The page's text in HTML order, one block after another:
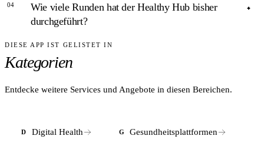
existieren. Die Lösung muss in ein
Gesamtversorgungskonzept eingebettet sein.
Der Healthy Hub bietet keine Kapitalbeteiligung, aber eine
faire Vergütung für die Versorgungslösung im Rahmen des
Anschlussverträge mit allen vier Kassen sowie Skalierung
über den Kooperationspartner GWQ ServicePlus AG
04
Wie viele Runden hat der Healthy Hub bisher
durchgeführt?
ANTWORT
Bis Ende 2025 hat der Healthy Hub sechs
laut Programm bis zu 15 Startups zum Pitch eingeladen und
DIESE APP IST GELISTET IN
Kategorien
Entdecke weitere Services und Angebote in diesen Bereichen.
D Digital Health G Gesundheitsplattformen